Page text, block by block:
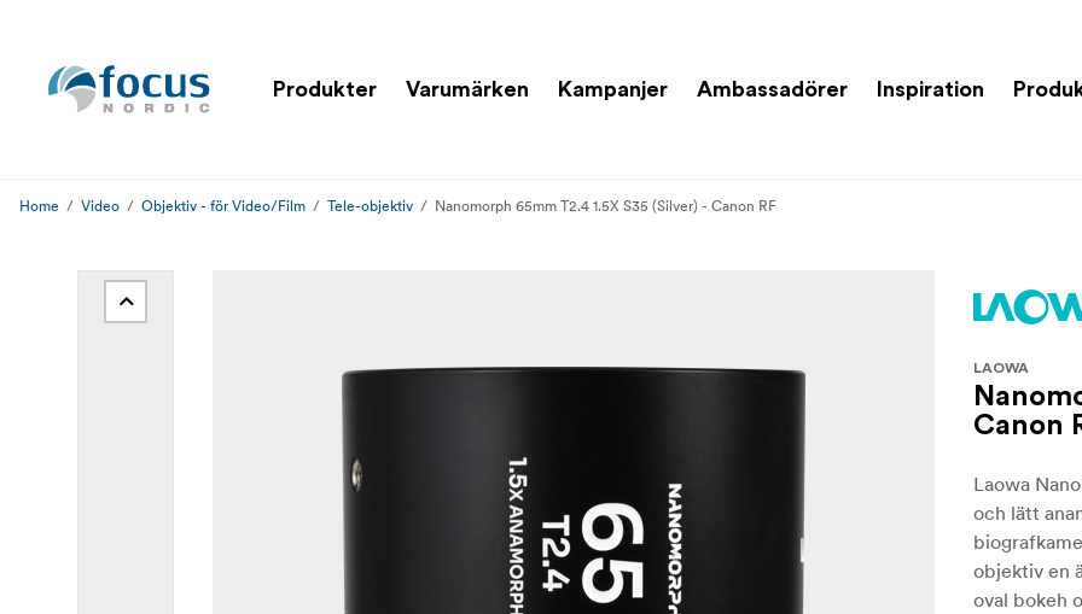
Produkter Varumärken Kampanjer Ambassadörer Inspiration
Home Video Objektiv - för Video/Film Tele-objektiv Nanomorph 65mm T2.4 1.5X S35 (Silver) - Canon RF
LAOWA
Canon
Laowa
och lätt
objektiv en
oval bokeh